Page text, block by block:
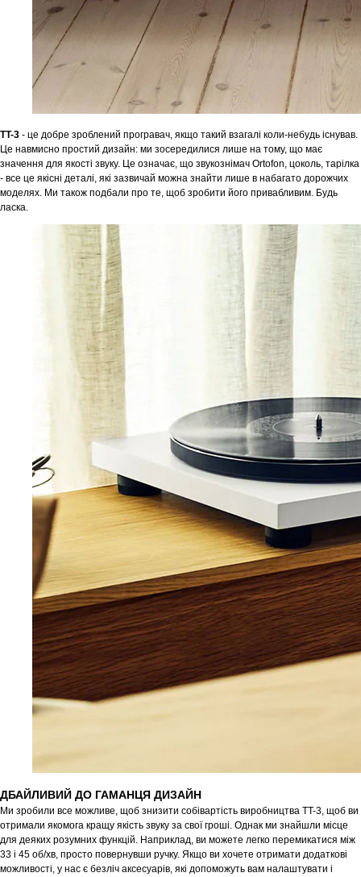
TT-3 - це добре зроблений програвач, якщо такий взагалі коли-небудь існував.
Це навмисно простий дизайн: ми зосередилися лише на тому, що має
значення для якості звуку. Це означає, що звукознімач Ortofon, цоколь, тарілка
- все це якісні деталі, які зазвичай можна знайти лише в набагато дорожчих
моделях. Ми також подбали про те, щоб зробити його привабливим. Будь
ласка.
ДБАЙЛИВИЙ ДО ГАМАНЦЯ ДИЗАЙН
Ми зробили все можливе, щоб знизити собівартість виробництва TT-3, щоб ви
отримали якомога кращу якість звуку за свої гроші. Однак ми знайшли місце
для деяких розумних функцій. Наприклад, ви можете легко перемикатися між
33 і 45 об/хв, просто повернувши ручку. Якщо ви хочете отримати додаткові
можливості, у нас є безліч аксесуарів, які допоможуть вам налаштувати і